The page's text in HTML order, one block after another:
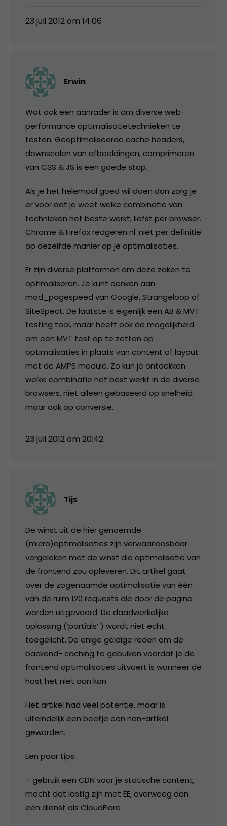
23 juli 2012 om 14:06
Erwin
Wat ook een aanrader is om diverse web-
performance optimalisatietechnieken te
testen. Geoptimaliseerde cache headers,
downscalen van afbeeldingen, comprimeren
van CSS & JS is een goede stap.
Als je het helemaal goed wil doen dan zorg je
er voor dat je weet welke combinatie van
technieken het beste werkt, liefst per browser.
Chrome & Firefox reageren nl. niet per definitie
op dezelfde manier op je optimalisaties.
Er zijn diverse platformen om deze zaken te
optimaliseren. Je kunt denken aan
mod_pagespeed van Google, Strangeloop of
SiteSpect. De laatste is eigenlijk een AB & MVT
testing tool, maar heeft ook de mogelijkheid
om een MVT test op te zetten op
optimalisaties in plaats van content of layout
met de AMPS module. Zo kun je ontdekken
welke combinatie het best werkt in de diverse
browsers, niet alleen gebaseerd op snelheid
maar ook op conversie.
23 juli 2012 om 20:42
Tijs
De winst uit de hier genoemde
(micro)optimalisaties zijn verwaarloosbaar
vergeleken met de winst die optimalisatie van
de frontend zou opleveren. Dit artikel gaat
over de zogenaamde optimalisatie van één
van de ruim 120 requests die door de pagina
worden uitgevoerd. De daadwerkelijke
oplossing (‘partials’ ) wordt niet echt
toegelicht. De enige geldige reden om de
backend- caching te gebuiken voordat je de
frontend optimalisaties uitvoert is wanneer de
host het niet aan kan.
Het artikel had veel potentie, maar is
uiteindelijk een beetje een non-artikel
geworden.
Een paar tips:
– gebruik een CDN voor je statische content,
mocht dat lastig zijn met EE, overweeg dan
een dienst als CloudFlare